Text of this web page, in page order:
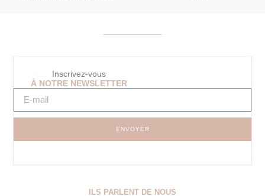
Inscrivez-vous
À NOTRE NEWSLETTER
ENVOYER
ILS PARLENT DE NOUS